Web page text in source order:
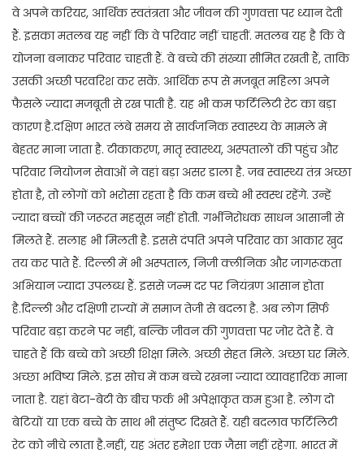
वे अपने करियर, आर्थिक स्वतंत्रता और जीवन की गुणवत्ता पर ध्यान देती
हैं. इसका मतलब यह नहीं कि वे परिवार नहीं चाहतीं. मतलब यह है कि वे
योजना बनाकर परिवार चाहती हैं. वे बच्चे की संख्या सीमित रखती हैं, ताकि
उसकी अच्छी परवरिश कर सकें. आर्थिक रूप से मजबूत महिला अपने
फैसले ज्यादा मजबूती से रख पाती है. यह भी कम फर्टिलिटी रेट का बड़ा
कारण है.दक्षिण भारत लंबे समय से सार्वजनिक स्वास्थ्य के मामले में
बेहतर माना जाता है. टीकाकरण, मातृ स्वास्थ्य, अस्पतालों की पहुंच और
परिवार नियोजन सेवाओं ने वहां बड़ा असर डाला है. जब स्वास्थ्य तंत्र अच्छा
होता है, तो लोगों को भरोसा रहता है कि कम बच्चे भी स्वस्थ रहेंगे. उन्हें
ज्यादा बच्चों की जरूरत महसूस नहीं होती. गर्भनिरोधक साधन आसानी से
मिलते हैं. सलाह भी मिलती है. इससे दंपति अपने परिवार का आकार खुद
तय कर पाते हैं. दिल्ली में भी अस्पताल, निजी क्लीनिक और जागरूकता
अभियान ज्यादा उपलब्ध हैं. इससे जन्म दर पर नियंत्रण आसान होता
है.दिल्ली और दक्षिणी राज्यों में समाज तेजी से बदला है. अब लोग सिर्फ
परिवार बड़ा करने पर नहीं, बल्कि जीवन की गुणवत्ता पर जोर देते हैं. वे
चाहते हैं कि बच्चे को अच्छी शिक्षा मिले. अच्छी सेहत मिले. अच्छा घर मिले.
अच्छा भविष्य मिले. इस सोच में कम बच्चे रखना ज्यादा व्यावहारिक माना
जाता है. यहां बेटा-बेटी के बीच फर्क भी अपेक्षाकृत कम हुआ है. लोग दो
बेटियों या एक बच्चे के साथ भी संतुष्ट दिखते हैं. यही बदलाव फर्टिलिटी
रेट को नीचे लाता है.नहीं, यह अंतर हमेशा एक जैसा नहीं रहेगा. भारत में